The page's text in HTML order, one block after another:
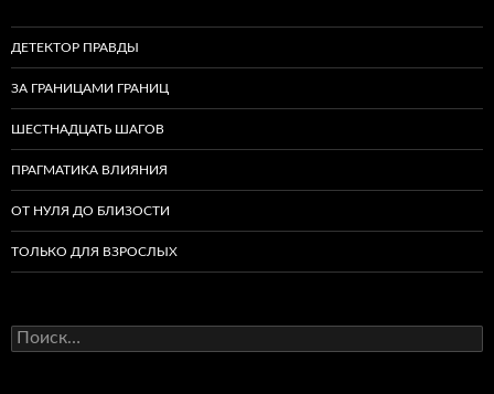
ДЕТЕКТОР ПРАВДЫ
ЗА ГРАНИЦАМИ ГРАНИЦ
ШЕСТНАДЦАТЬ ШАГОВ
ПРАГМАТИКА ВЛИЯНИЯ
ОТ НУЛЯ ДО БЛИЗОСТИ
ТОЛЬКО ДЛЯ ВЗРОСЛЫХ
Найти: